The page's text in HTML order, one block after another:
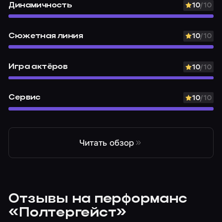
Динамичность 10/10
Сюжетная линия 10/10
Игра актёров 10/10
Сервис 10/10
Читать обзор
Отзывы на перформанс
«Полтергейст»